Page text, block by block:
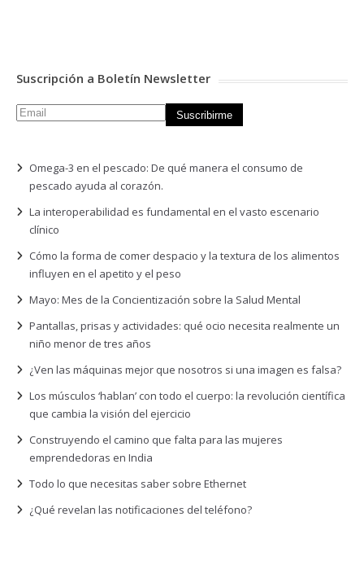
Suscripción a Boletín Newsletter
Omega-3 en el pescado: De qué manera el consumo de
pescado ayuda al corazón.
La interoperabilidad es fundamental en el vasto escenario
clínico
Cómo la forma de comer despacio y la textura de los alimentos
influyen en el apetito y el peso
Mayo: Mes de la Concientización sobre la Salud Mental
Pantallas, prisas y actividades: qué ocio necesita realmente un
niño menor de tres años
¿Ven las máquinas mejor que nosotros si una imagen es falsa?
Los músculos ‘hablan’ con todo el cuerpo: la revolución científica
que cambia la visión del ejercicio
Construyendo el camino que falta para las mujeres
emprendedoras en India
Todo lo que necesitas saber sobre Ethernet
¿Qué revelan las notificaciones del teléfono?